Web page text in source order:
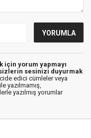
için yorum yapmayı
sesinizi duyurmak
edici cümleler veya
yazılmamış,
yazılmış yorumlar